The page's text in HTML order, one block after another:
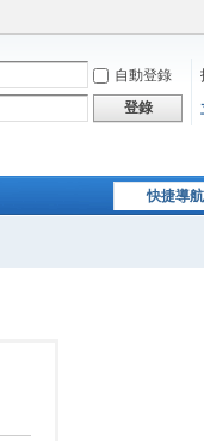
自動登錄
登錄
快捷導航